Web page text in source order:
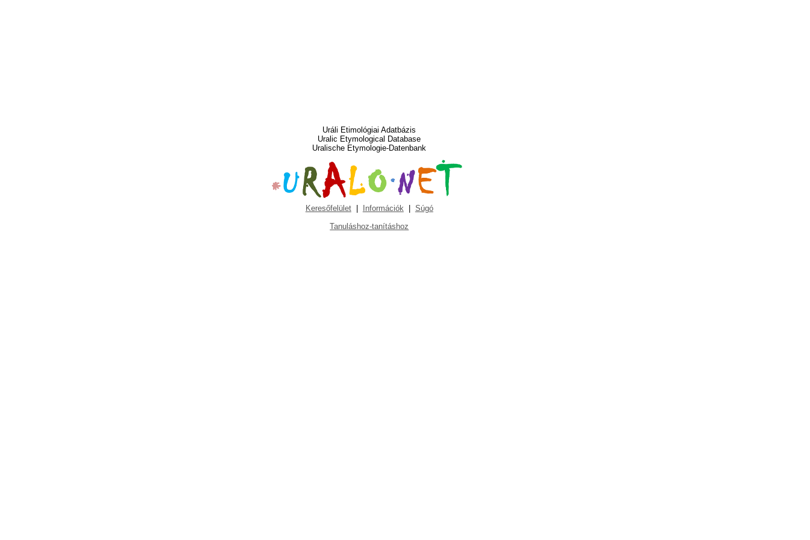
Uráli Etimológiai Adatbázis
Uralic Etymological Database
Uralische Etymologie-Datenbank
Keresőfelület| Információk| Súgó
Tanuláshoz-tanításhoz